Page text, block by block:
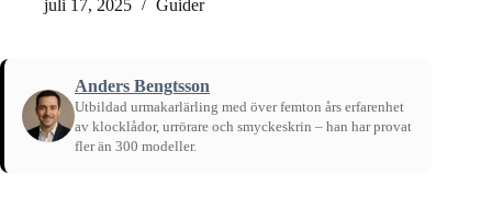
juli 17, 2025 Guider
Anders Bengtsson
Utbildad urmakarlärling med över femton års erfarenhet
av klocklådor, urrörare och smyckeskrin – han har provat
fler än 300 modeller.